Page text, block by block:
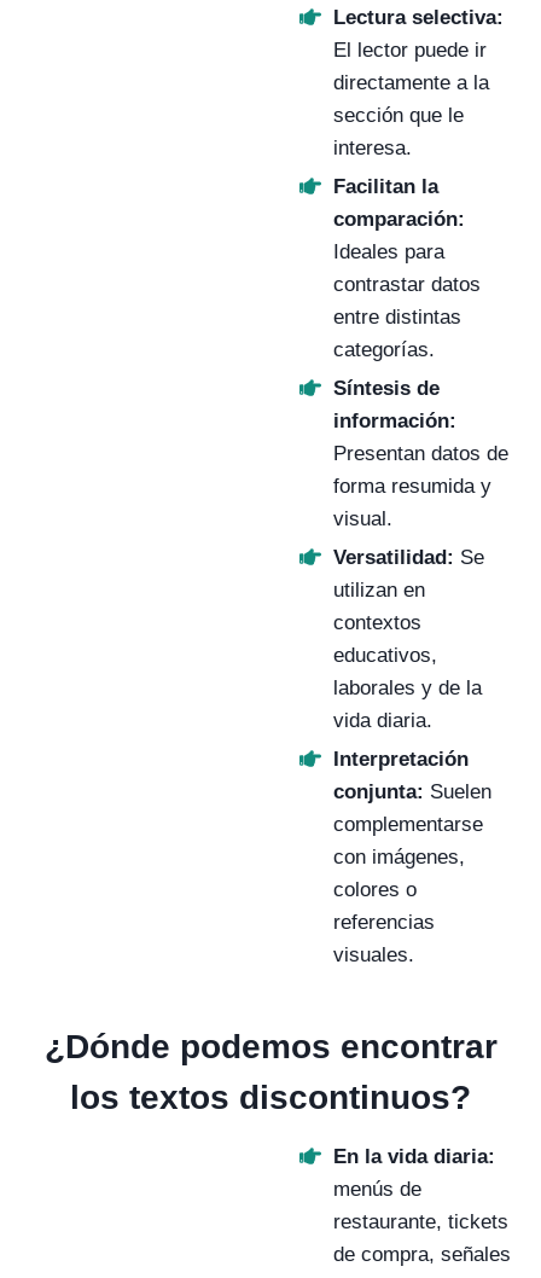
Lectura selectiva:
El lector puede ir
directamente a la
sección que le
interesa.
Facilitan la
comparación:
Ideales para
contrastar datos
entre distintas
categorías.
Síntesis de
información:
Presentan datos de
forma resumida y
visual.
Versatilidad: Se
utilizan en
contextos
educativos,
laborales y de la
vida diaria.
Interpretación
conjunta: Suelen
complementarse
con imágenes,
colores o
referencias
visuales.
¿Dónde podemos encontrar
los textos discontinuos?
En la vida diaria:
menús de
restaurante, tickets
de compra, señales